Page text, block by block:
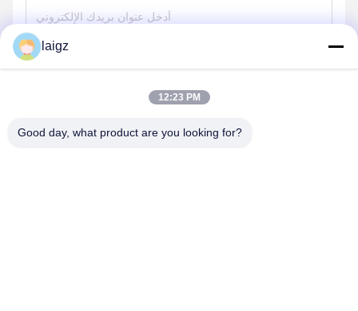
ارسل
laigz
12:23 PM
Good day, what product are you looking for?